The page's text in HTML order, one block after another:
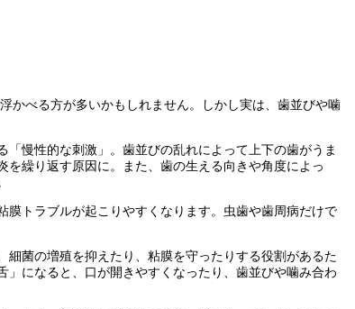
かべる方が多いかもしれません。しかし実は、歯並びや噛
慢性的な刺激」。歯並びの乱れによって上下の歯がうま
繰り返す原因に。また、歯の生える向きや角度によっ
トラブルが起こりやすくなります。虫歯や歯周病だけで
菌の増殖を抑えたり、粘膜を守ったりする役割があるた
になると、口が開きやすくなったり、歯並びや噛み合わ